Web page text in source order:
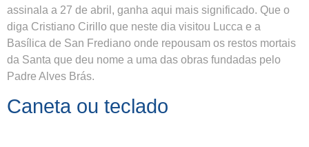
assinala a 27 de abril, ganha aqui mais significado. Que o
diga Cristiano Cirillo que neste dia visitou Lucca e a
Basílica de San Frediano onde repousam os restos mortais
da Santa que deu nome a uma das obras fundadas pelo
Padre Alves Brás.
Caneta ou teclado